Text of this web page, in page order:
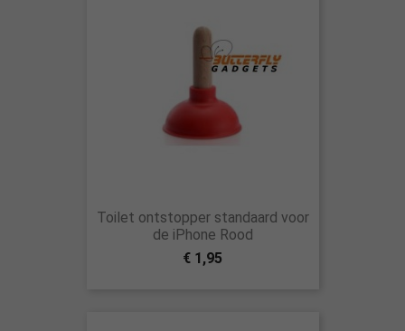
Toilet ontstopper standaard voor
de iPhone Rood
€ 1,95